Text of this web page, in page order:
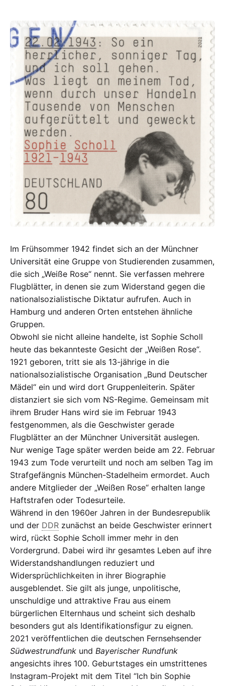
Im Frühsommer 1942 findet sich an der Münchner
Universität eine Gruppe von Studierenden zusammen,
die sich „Weiße Rose“ nennt. Sie verfassen mehrere
Flugblätter, in denen sie zum Widerstand gegen die
nationalsozialistische Diktatur aufrufen. Auch in
Hamburg und anderen Orten entstehen ähnliche
Gruppen.
Obwohl sie nicht alleine handelte, ist Sophie Scholl
heute das bekannteste Gesicht der „Weißen Rose“.
1921 geboren, tritt sie als 13-jährige in die
nationalsozialistische Organisation „Bund Deutscher
Mädel“ ein und wird dort Gruppenleiterin. Später
distanziert sie sich vom NS-Regime. Gemeinsam mit
ihrem Bruder Hans wird sie im Februar 1943
festgenommen, als die Geschwister gerade
Flugblätter an der Münchner Universität auslegen.
Nur wenige Tage später werden beide am 22. Februar
1943 zum Tode verurteilt und noch am selben Tag im
Strafgefängnis München-Stadelheim ermordet. Auch
andere Mitglieder der „Weißen Rose“ erhalten lange
Haftstrafen oder Todesurteile.
Während in den 1960er Jahren in der Bundesrepublik
und der DDR zunächst an beide Geschwister erinnert
wird, rückt Sophie Scholl immer mehr in den
Vordergrund. Dabei wird ihr gesamtes Leben auf ihre
Widerstandshandlungen reduziert und
Widersprüchlichkeiten in ihrer Biographie
ausgeblendet. Sie gilt als junge, unpolitische,
unschuldige und attraktive Frau aus einem
bürgerlichen Elternhaus und scheint sich deshalb
besonders gut als Identifikationsfigur zu eignen.
2021 veröffentlichen die deutschen Fernsehsender
Südwestrundfunk und Bayerischer Rundfunk
angesichts ihres 100. Geburtstages ein umstrittenes
Instagram-Projekt mit dem Titel “Ich bin Sophie